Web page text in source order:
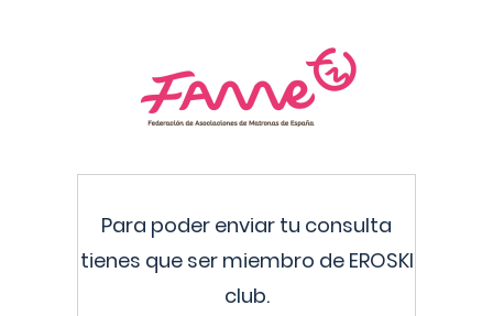
Para poder enviar tu consulta
tienes que ser miembro de EROSKI
club.